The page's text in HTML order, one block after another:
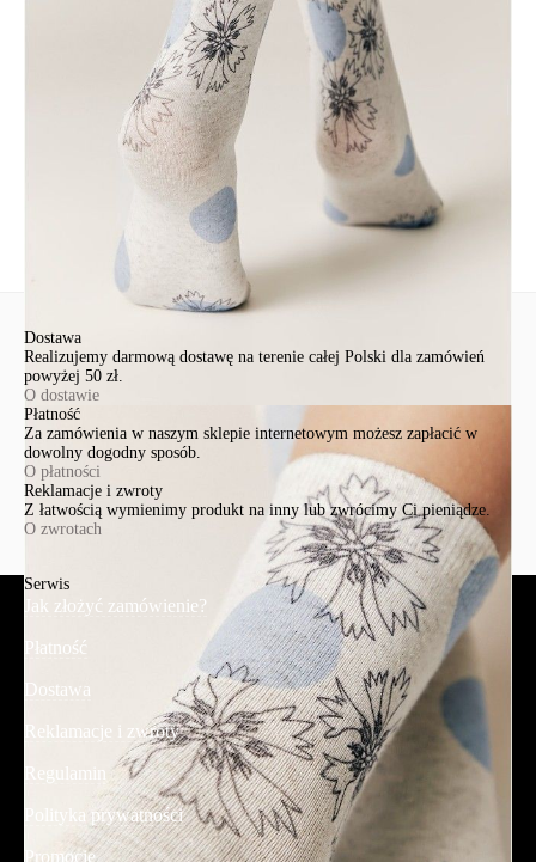
91-341, Łódź, Polska
info@conteshop.pl
Ten produkt nie ma pytań Możesz zadać pytanie, klikając przycisk
Dostawa
Realizujemy darmową dostawę na terenie całej Polski dla zamówień
powyżej 50 zł.
O dostawie
Płatność
Za zamówienia w naszym sklepie internetowym możesz zapłacić w
dowolny dogodny sposób.
O płatności
Reklamacje i zwroty
Z łatwością wymienimy produkt na inny lub zwrócimy Ci pieniądze.
O zwrotach
Serwis
Jak złożyć zamówienie?
Płatność
Dostawa
Reklamacje i zwroty
Regulamin
Polityka prywatności
Promocje